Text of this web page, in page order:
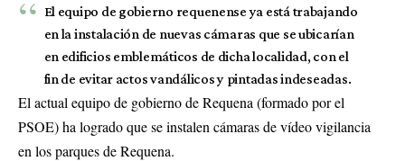
El equipo de gobierno requenense ya está trabajando
en la instalación de nuevas cámaras que se ubicarían
en edificios emblemáticos de dicha localidad, con el
fin de evitar actos vandálicos y pintadas indeseadas.
El actual equipo de gobierno de Requena (formado por el
PSOE) ha logrado que se instalen cámaras de vídeo vigilancia
en los parques de Requena.